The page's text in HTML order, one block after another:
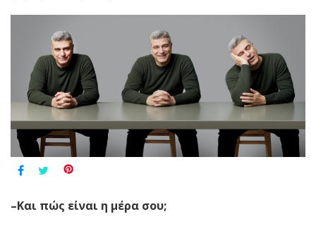
–Και πώς είναι η μέρα σου;